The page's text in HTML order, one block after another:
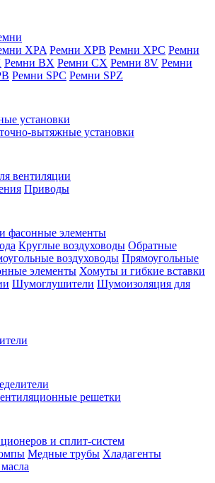
XPA Ремни XPB Ремни XPC Ремни
Ремни BX Ремни CX Ремни 8V Ремни
Ремни SPC Ремни SPZ
установки
вытяжные установки
вентиляции
Приводы
фасонные элементы
Круглые воздуховоды Обратные
воздуховоды Прямоугольные
элементы Хомуты и гибкие вставки
Шумоглушители Шумоизоляция для
решетки
и сплит-систем
Медные трубы Хладагенты